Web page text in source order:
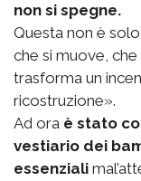
non si spegne.
Questa non è
che si muove,
trasforma un
ricostruzione».
Ad ora è stato
vestiario dei
essenziali